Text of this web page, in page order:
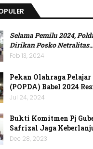
Selama Pemilu 2024,
Dirikan Posko Netralitas…
Feb 13, 2024
Pekan Olahraga Pelajar
(POPDA) Babel 2024
Jul 24, 2024
Bukti Komitmen Pj
Safrizal Jaga
Dec 28, 2023